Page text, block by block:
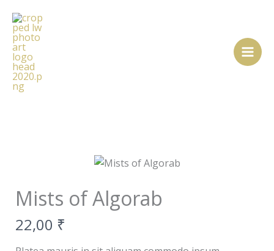
Inhalt
springen
Mists of Algorab
N
o
22,00 ₹